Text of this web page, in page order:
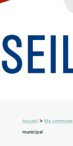
Accueil>Ma commune
municipal